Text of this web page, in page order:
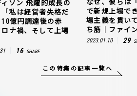
ィソン 飛躍的成長の
私は経営者失格だ
10億円調達後の赤
ナ禍、そして上場
16 SHARE
なぜ、彼らは
で新規上場で
場主義を貫い
ち筋｜ファイ
2023.01.10 29
この特集の記事一覧へ